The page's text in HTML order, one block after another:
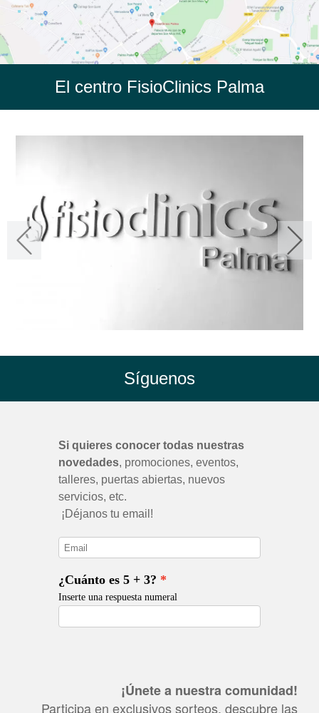
El centro FisioClinics Palma
Síguenos
¡Únete a nuestra comunidad!
Participa en exclusivos sorteos, descubre las